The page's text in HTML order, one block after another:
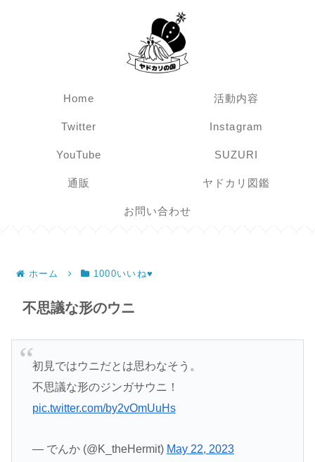
Home 活動内容
Twitter Instagram
YouTube SUZURI
通販 ヤドカリ図鑑
お問い合わせ
ホーム 1000いいね♥
不思議な形のウニ
初見ではウニだとは思わなそう。
不思議な形のジンガサウニ！
pic.twitter.com/by2vOmUuHs
— でんか (@K_theHermit) May 22, 2023